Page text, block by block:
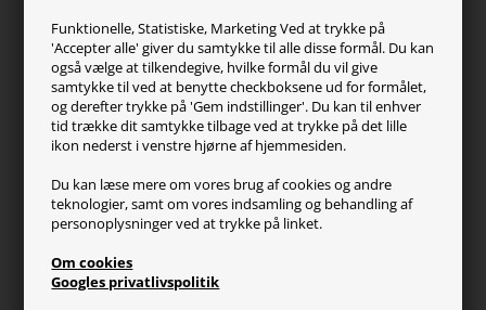
Funktionelle, Statistiske, Marketing Ved at trykke på
'Accepter alle' giver du samtykke til alle disse formål. Du kan
også vælge at tilkendegive, hvilke formål du vil give
samtykke til ved at benytte checkboksene ud for formålet,
og derefter trykke på 'Gem indstillinger'. Du kan til enhver
tid trække dit samtykke tilbage ved at trykke på det lille
ikon nederst i venstre hjørne af hjemmesiden.
Du kan læse mere om vores brug af cookies og andre
teknologier, samt om vores indsamling og behandling af
personoplysninger ved at trykke på linket.
Om cookies
Googles privatlivspolitik
Kundeservice
Kontakt os
FAQ
Handelsvilkår
Reklamation
Generel info
Om os
Fragt og levering